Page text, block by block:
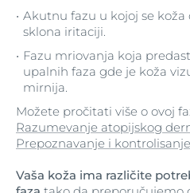
Akutnu fazu u kojoj se
sklona iritaciji.
Fazu mriovanja koja
upalnih faza gde je koža
mirnija.
Možete pročitati više o ovoj
Razumevanje atopijskog
Prepoznavanje i
Vaša koža ima različite